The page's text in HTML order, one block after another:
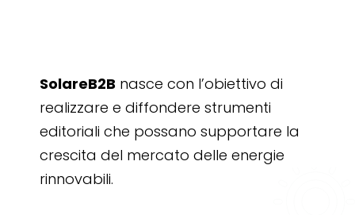
SolareB2B nasce con l’obiettivo di
realizzare e diffondere strumenti
editoriali che possano supportare la
crescita del mercato delle energie
rinnovabili.